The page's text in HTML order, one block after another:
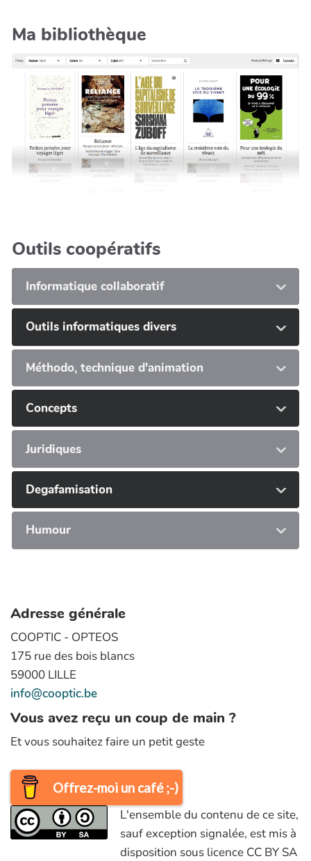
Ma bibliothèque
Outils coopératifs
Informatique collaboratif
Outils informatiques divers
Méthodo, technique d'animation
Concepts
Juridiques
Degafamisation
Humour
Adresse générale
COOPTIC - OPTEOS
175 rue des bois blancs
59000 LILLE
info@cooptic.be
Vous avez reçu un coup de main ?
Et vous souhaitez faire un petit geste
Offrez-moi un café ;-)
L'ensemble du contenu de ce site,
sauf exception signalée, est mis à
disposition sous licence CC BY SA